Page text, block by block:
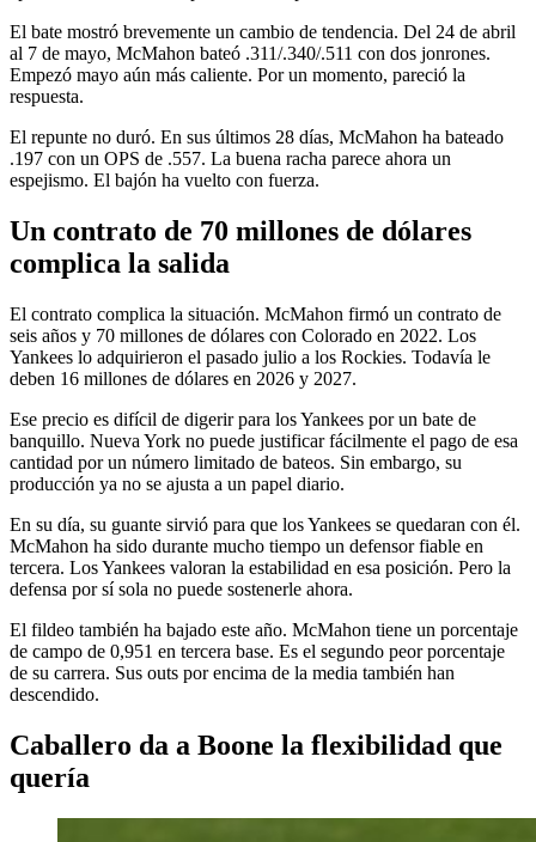
El bate mostró brevemente un cambio de tendencia. Del 24 de abril
al 7 de mayo, McMahon bateó .311/.340/.511 con dos jonrones.
Empezó mayo aún más caliente. Por un momento, pareció la
respuesta.
El repunte no duró. En sus últimos 28 días, McMahon ha bateado
.197 con un OPS de .557. La buena racha parece ahora un
espejismo. El bajón ha vuelto con fuerza.
Un contrato de 70 millones de dólares
complica la salida
El contrato complica la situación. McMahon firmó un contrato de
seis años y 70 millones de dólares con Colorado en 2022. Los
Yankees lo adquirieron el pasado julio a los Rockies. Todavía le
deben 16 millones de dólares en 2026 y 2027.
Ese precio es difícil de digerir para los Yankees por un bate de
banquillo. Nueva York no puede justificar fácilmente el pago de esa
cantidad por un número limitado de bateos. Sin embargo, su
producción ya no se ajusta a un papel diario.
En su día, su guante sirvió para que los Yankees se quedaran con él.
McMahon ha sido durante mucho tiempo un defensor fiable en
tercera. Los Yankees valoran la estabilidad en esa posición. Pero la
defensa por sí sola no puede sostenerle ahora.
El fildeo también ha bajado este año. McMahon tiene un porcentaje
de campo de 0,951 en tercera base. Es el segundo peor porcentaje
de su carrera. Sus outs por encima de la media también han
descendido.
Caballero da a Boone la flexibilidad que
quería